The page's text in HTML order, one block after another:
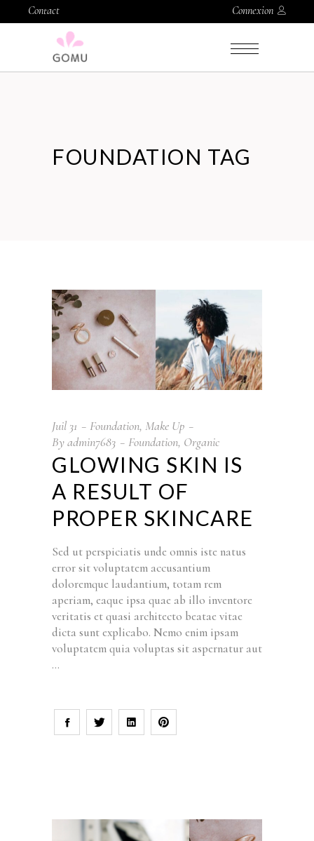
Contact Connexion
FOUNDATION TAG
Juil 31 Foundation, Make Up
Byadmin7683 Foundation, Organic
GLOWING SKIN IS
A RESULT OF
PROPER SKINCARE
Sed ut perspiciatis unde omnis iste natus
error sit voluptatem accusantium
doloremque laudantium, totam rem
aperiam, eaque ipsa quae ab illo inventore
veritatis et quasi architecto beatae vitae
dicta sunt explicabo. Nemo enim ipsam
voluptatem quia voluptas sit aspernatur aut